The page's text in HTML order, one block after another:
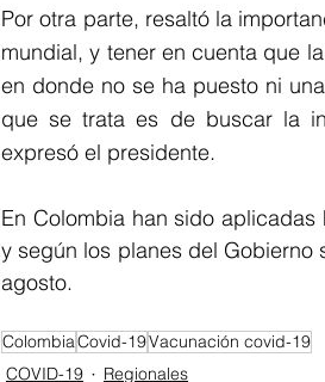
Por otra parte, resaltó la
mundial, y tener en cuenta que
en donde no se ha puesto ni
que se trata es de buscar la
expresó el presidente.
En Colombia han sido
y según los planes del Gobierno
agosto.
ColombiaCovid-19Vacunación covid-19
COVID-19
Regionales